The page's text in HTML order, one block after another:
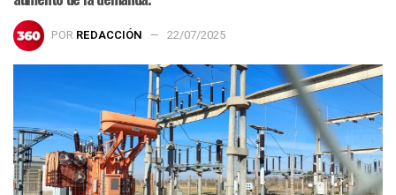
POR REDACCIÓN 22/07/2025